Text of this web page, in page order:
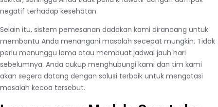
a
a
l
e
n
g
k
a
negatif terhadap kesehatan.
Selain itu, sistem pemesanan dadakan kami dirancang untuk
membantu Anda menangani masalah secepat mungkin. Tidak
perlu menunggu lama atau membuat jadwal jauh hari
sebelumnya. Anda cukup menghubungi kami dan tim kami
akan segera datang dengan solusi terbaik untuk mengatasi
masalah kecoa tersebut.